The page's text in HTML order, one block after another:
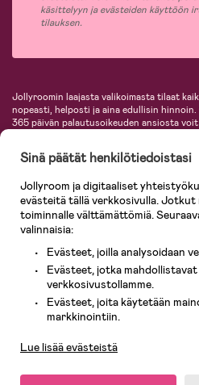
käsittelyyn ja evästeiden käyttöön
tilauksen.
Jollyroomin laajasta valikoimasta tilaat
nopeasti, helposti ja aina edullisin hinnoin.
365 päivän palautusoikeuden ansiosta
lastentarvikkeita sekä paljon muuta.
KidKraft, Ergobaby, Philips Avent,
Tervetuloa shoppailemaan Pohjoismaiden
verkkokauppaan!
Sinä päätät henkilötiedoistasi
Jollyroom ja digitaaliset
evästeitä tällä verkkosivulla.
toiminnalle välttämättömiä.
valinnaisia:
Evästeet, joilla analysoidaan
Evästeet, jotka
verkkosivustollamme.
Evästeet, joita käytetään
markkinointiin.
Lue lisää evästeistä